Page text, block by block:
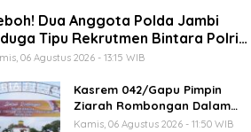
Dua Anggota Polda Jambi
Tipu Rekrutmen Bintara Polri
Belasan Korban Bermunculan
06 Agustus 2026 - 13:15 WIB
Kasrem 042/Gapu Pimpin
Ziarah Rombongan Dalam
Rangka Hut Ke-1 Kodam
Kamis, 06 Agustus 2026 - 11:50 WIB